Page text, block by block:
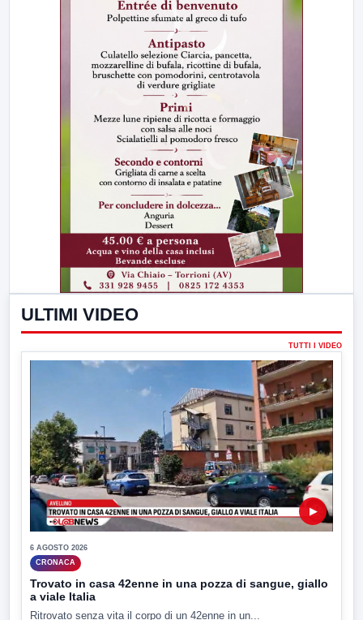
ULTIMI VIDEO
TUTTI I VIDEO
▶
6 AGOSTO 2026
CRONACA
Trovato in casa 42enne in una pozza di sangue, giallo
a viale Italia
Ritrovato senza vita il corpo di un 42enne in un...